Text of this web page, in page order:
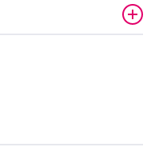
naar binnen tijdens